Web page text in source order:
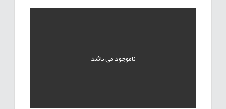
ناموجود می باشد